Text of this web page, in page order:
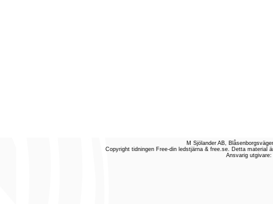
M Sjölander AB,
Copyright tidningen Free-din ledstjärna & free.se. Detta material
Ansvarig